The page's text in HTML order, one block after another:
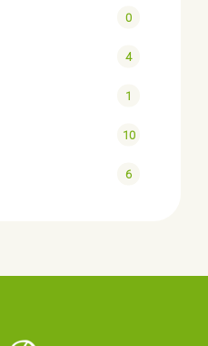
0
4
1
10
6